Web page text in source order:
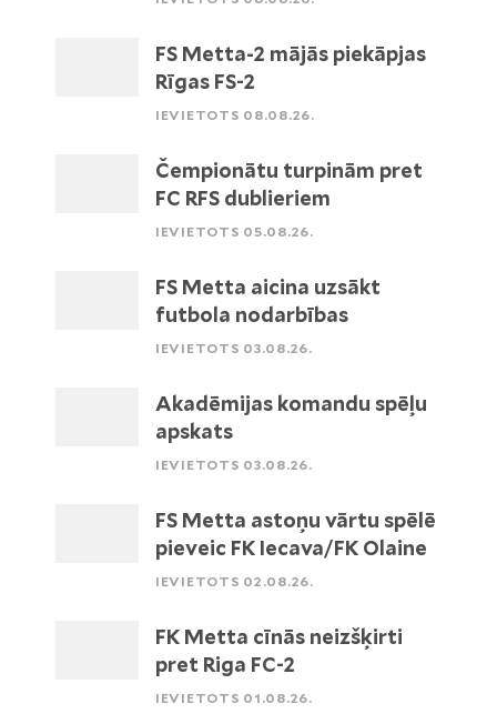
FS Metta-2 mājās piekāpjas
Rīgas FS-2
IEVIETOTS 08.08.26.
Čempionātu turpinām pret
FC RFS dublieriem
IEVIETOTS 05.08.26.
FS Metta aicina uzsākt
futbola nodarbības
IEVIETOTS 03.08.26.
Akadēmijas komandu spēļu
apskats
IEVIETOTS 03.08.26.
FS Metta astoņu vārtu spēlē
pieveic FK Iecava/FK Olaine
IEVIETOTS 02.08.26.
FK Metta cīnās neizšķirti
pret Riga FC-2
IEVIETOTS 01.08.26.